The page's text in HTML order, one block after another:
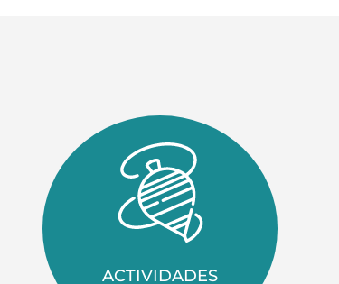
ACTIVIDADES